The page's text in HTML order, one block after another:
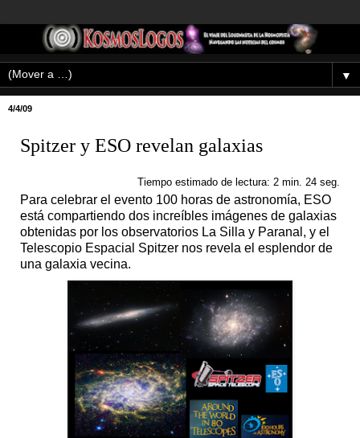
▼
4/4/09
Spitzer y ESO revelan galaxias
Tiempo estimado de lectura: 2 min. 24 seg.
Para celebrar el evento 100 horas de astronomía, ESO
está compartiendo dos increíbles imágenes de galaxias
obtenidas por los observatorios La Silla y Paranal, y el
Telescopio Espacial Spitzer nos revela el esplendor de
una galaxia vecina.